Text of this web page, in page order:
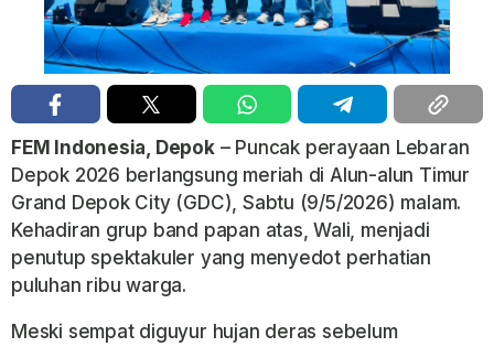
FEM Indonesia, Depok– Puncak perayaan Lebaran
Depok 2026 berlangsung meriah di Alun-alun Timur
Grand Depok City (GDC), Sabtu (9/5/2026) malam.
Kehadiran grup band papan atas,Wali, menjadi
penutup spektakuler yang menyedot perhatian
puluhan ribu warga.
Meski sempat diguyur hujan deras sebelum